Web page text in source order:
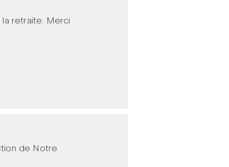
la retraite. Merci
de Notre